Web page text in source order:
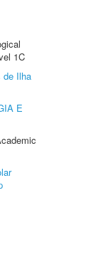
1C
de Ilha
E